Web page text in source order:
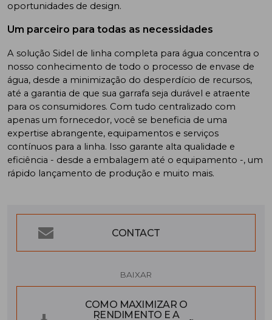
oportunidades de design.
Um parceiro para todas as necessidades
A solução Sidel de linha completa para água concentra o
nosso conhecimento de todo o processo de envase de
água, desde a minimização do desperdício de recursos,
até a garantia de que sua garrafa seja durável e atraente
para os consumidores. Com tudo centralizado com
apenas um fornecedor, você se beneficia de uma
expertise abrangente, equipamentos e serviços
contínuos para a linha. Isso garante alta qualidade e
eficiência - desde a embalagem até o equipamento -, um
rápido lançamento de produção e muito mais.
CONTACT
BAIXAR
COMO MAXIMIZAR O
RENDIMENTO E A